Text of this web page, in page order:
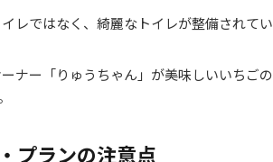
レではなく、綺麗なトイレが整備されてい
ナー「りゅうちゃん」が美味しいいちごの
プランの注意点